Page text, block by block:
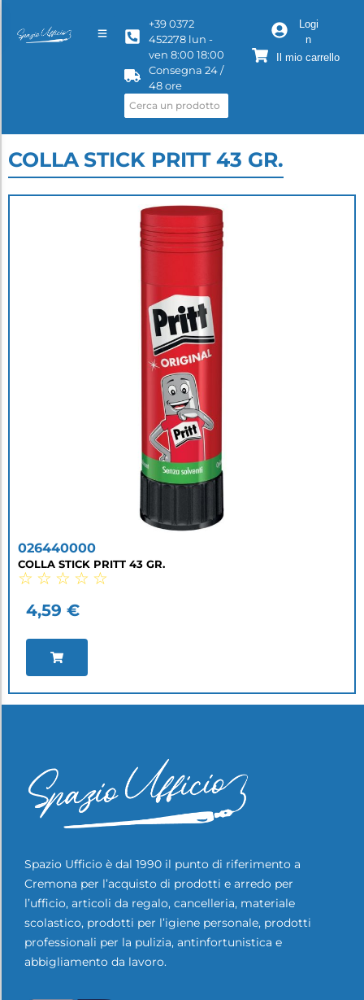
+39 0372
452278 lun -
ven 8:00 18:00
Consegna 24 /
48 ore
Logi
n
Il mio carrello
COLLA STICK PRITT 43 GR.
026440000
COLLA STICK PRITT 43 GR.
☆ ☆ ☆ ☆ ☆
4,59 €
Spazio Ufficio è dal 1990 il punto di riferimento a
Cremona per l’acquisto di prodotti e arredo per
l’ufficio, articoli da regalo, cancelleria, materiale
scolastico, prodotti per l’igiene personale, prodotti
professionali per la pulizia, antinfortunistica e
abbigliamento da lavoro.